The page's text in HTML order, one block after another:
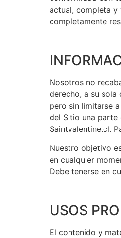
actual, completa y
completamente
Nosotros no
derecho, a su sola
pero sin limitarse
del Sitio una parte
Saintvalentine.cl.
Nuestro objetivo
en cualquier
Debe tenerse en
USOS
El contenido y